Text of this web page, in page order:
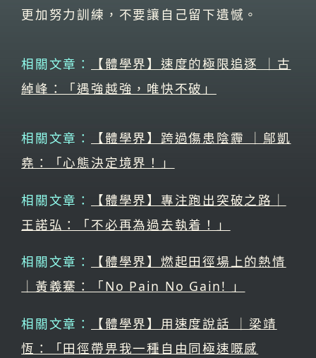
更加努力訓練，不要讓自己留下遺憾。
相關文章：
【體學界】速度的極限追逐 ｜古
綽峰：「遇強越強，唯快不破」
相關文章：
【體學界】跨過傷患陰霾 ｜鄔凱
堯：「心態決定境界！」
相關文章：
【體學界】專注跑出突破之路｜
王諾弘：「不必再為過去執着！」
相關文章：
【體學界】燃起田徑場上的熱情
｜黃義騫：「No Pain No Gain! 」
相關文章：
【體學界】用速度說話 ｜梁靖
恆：「田徑帶畀我一種自由同極速嘅感